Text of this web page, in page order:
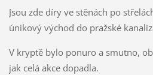
Jsou zde díry ve stěnách po
únikový východ do pražské
V kryptě bylo ponuro a smutno,
jak celá akce dopadla.